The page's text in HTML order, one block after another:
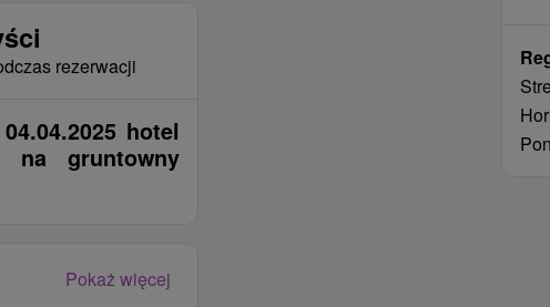
rezerwacji
hotel
na gruntowny
Pokaż więcej